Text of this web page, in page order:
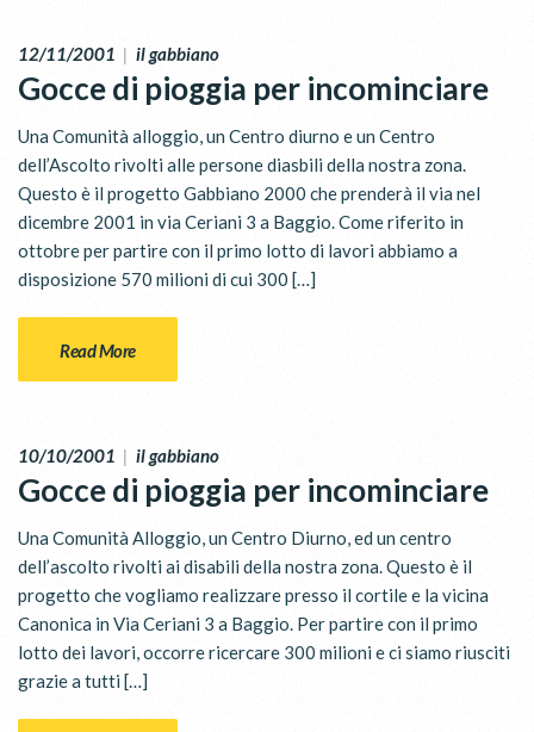
12/11/2001 | il gabbiano
Gocce di pioggia per incominciare
Una Comunità alloggio, un Centro diurno e un Centro
dell’Ascolto rivolti alle persone diasbili della nostra zona.
Questo è il progetto Gabbiano 2000 che prenderà il via nel
dicembre 2001 in via Ceriani 3 a Baggio. Come riferito in
ottobre per partire con il primo lotto di lavori abbiamo a
disposizione 570 milioni di cui 300 […]
Read More
10/10/2001 | il gabbiano
Gocce di pioggia per incominciare
Una Comunità Alloggio, un Centro Diurno, ed un centro
dell’ascolto rivolti ai disabili della nostra zona. Questo è il
progetto che vogliamo realizzare presso il cortile e la vicina
Canonica in Via Ceriani 3 a Baggio. Per partire con il primo
lotto dei lavori, occorre ricercare 300 milioni e ci siamo riusciti
grazie a tutti […]